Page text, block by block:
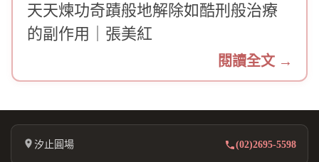
天天煉功奇蹟般地解除如酷刑般治療
的副作用｜張美紅
閱讀全文 →
汐止圓場 (02)2695-5598